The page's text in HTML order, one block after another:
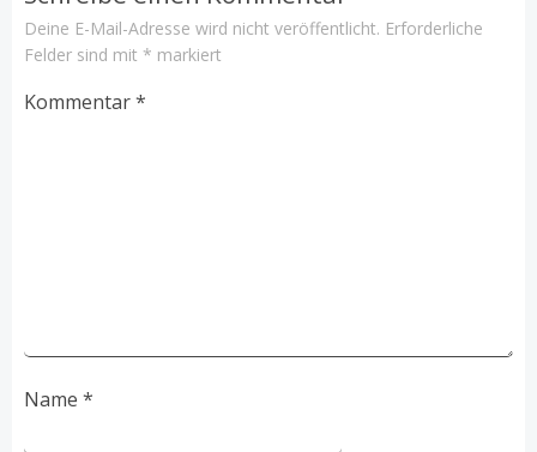
Deine E-Mail-Adresse wird nicht veröffentlicht. Erforderliche
Felder sind mit * markiert
Kommentar*
Name *